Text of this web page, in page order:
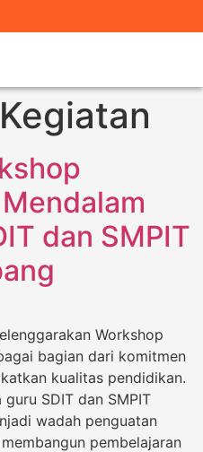
Kegiatan
dan SMPIT
Workshop
bagian dari komitmen
kualitas pendidikan.
SDIT dan SMPIT
wadah penguatan
pembelajaran